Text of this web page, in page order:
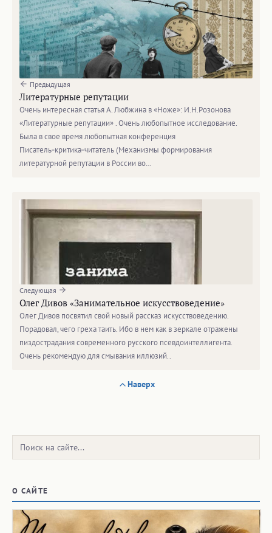
Предыдущая
Литературные репутации
Очень интересная статья А. Любжина в «Ноже»: И.Н.Розонова
«Литературные репутации» . Очень любопытное исследование.
Была в свое время любопытная конференция
Писатель‑критика‑читатель (Механизмы формирования
литературной репутации в России во…
Следующая
Олег Дивов «Занимательное искусствоведение»
Олег Дивов посвятил свой новый рассказ искусствоведению.
Порадовал, чего греха таить. Ибо в нем как в зеркале отражены
пиздострадания современного русского псевдоинтеллигента.
Очень рекомендую для смывания иллюзий..
Наверх
Поиск:
О САЙТЕ